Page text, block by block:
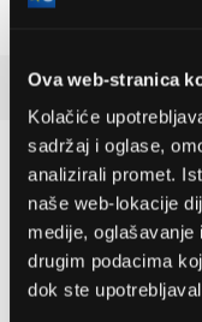
Ova web-stranica
Kolačiće
sadržaj i oglase,
analizirali promet.
naše web-lokacije
medije,
drugim podacima
dok ste
Podesiva
Detaljan opis